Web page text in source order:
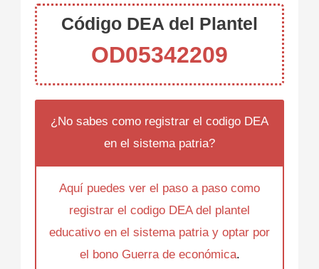
Código DEA del Plantel
OD05342209
¿No sabes como registrar el codigo DEA
en el sistema patria?
Aquí puedes ver el paso a paso como
registrar el codigo DEA del plantel
educativo en el sistema patria y optar por
el bono Guerra de económica.